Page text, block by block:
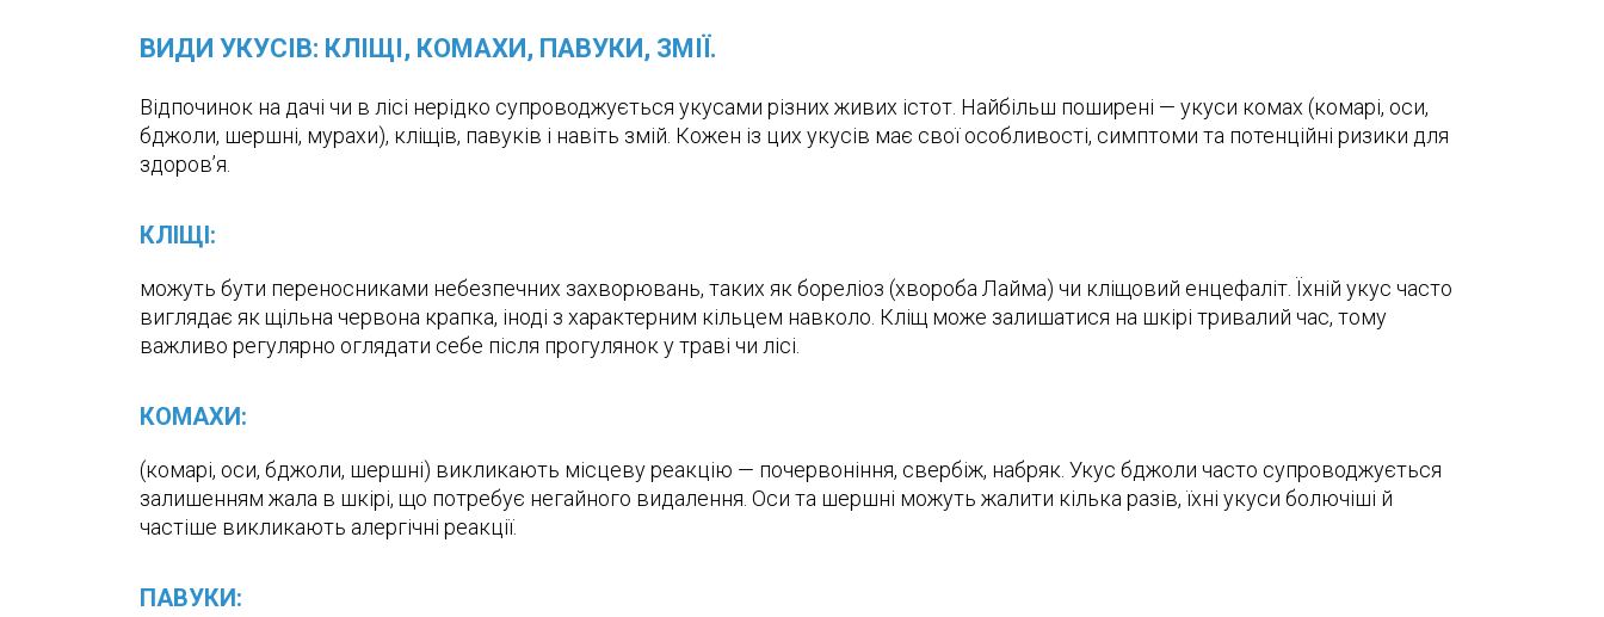
ВИДИ УКУСІВ: КЛІЩІ, КОМАХИ, ПАВУКИ, ЗМІЇ.
Відпочинок на дачі чи в лісі нерідко супроводжується укусами різних живих істот. Найбільш поширені — укуси комах (комарі, оси,
бджоли, шершні, мурахи), кліщів, павуків і навіть змій. Кожен із цих укусів має свої особливості, симптоми та потенційні ризики для
здоров’я.
КЛІЩІ:
можуть бути переносниками небезпечних захворювань, таких як бореліоз (хвороба Лайма) чи кліщовий енцефаліт. Їхній укус часто
виглядає як щільна червона крапка, іноді з характерним кільцем навколо. Кліщ може залишатися на шкірі тривалий час, тому
важливо регулярно оглядати себе після прогулянок у траві чи лісі.
КОМАХИ:
(комарі, оси, бджоли, шершні) викликають місцеву реакцію — почервоніння, свербіж, набряк. Укус бджоли часто супроводжується
залишенням жала в шкірі, що потребує негайного видалення. Оси та шершні можуть жалити кілька разів, їхні укуси болючіші й
частіше викликають алергічні реакції.
ПАВУКИ: